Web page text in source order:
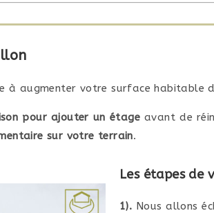
à augmenter votre surface habitable
pour ajouter un étageavant de
sur votre terrain.
Les étapes de
1). Nous allons